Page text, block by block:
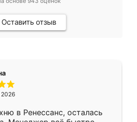
Оставить отзыв
2026
в Ренессанс, осталась